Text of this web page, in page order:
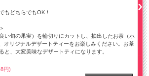
もどちらでもOK！
い旬の果実）を輪切りにカットし、抽出したお茶（ホ
オリジナルデザートティーをお楽しみください。お茶
と、大変美味なデザートティになります。
円)